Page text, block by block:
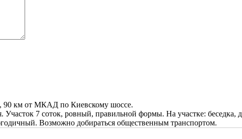
90 км от МКАД по Киевскому шоссе.
7 соток, ровный, правильной формы. На участке: беседка,
Возможно добираться общественным транспортом.